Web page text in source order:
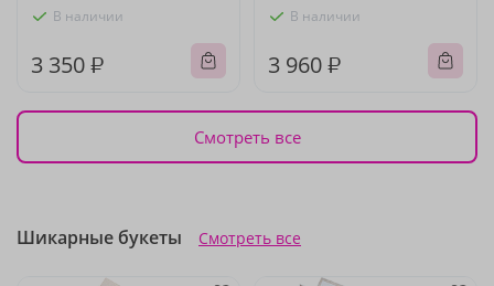
В наличии
3 350 ₽
В наличии
3 960 ₽
Смотреть все
Шикарные букеты Смотреть все